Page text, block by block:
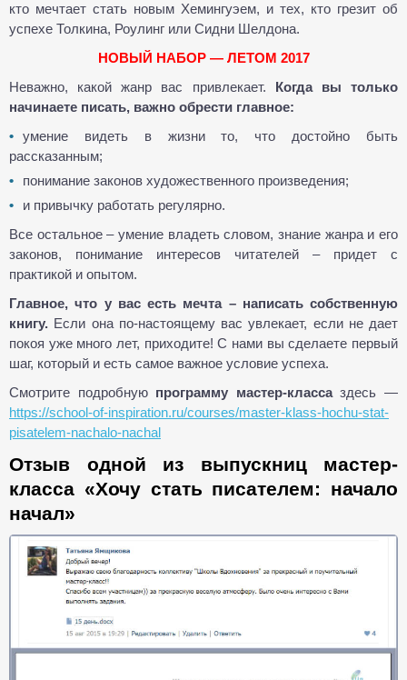
кто мечтает стать новым Хемингуэем, и тех, кто грезит об
успехе Толкина, Роулинг или Сидни Шелдона.
НОВЫЙ НАБОР — ЛЕТОМ 2017
Неважно, какой жанр вас привлекает. Когда вы только
начинаете писать, важно обрести главное:
умение видеть в жизни то, что достойно быть
рассказанным;
понимание законов художественного произведения;
и привычку работать регулярно.
Все остальное – умение владеть словом, знание жанра и его
законов, понимание интересов читателей – придет с
практикой и опытом.
Главное, что у вас есть мечта – написать собственную
книгу. Если она по-настоящему вас увлекает, если не дает
покоя уже много лет, приходите! С нами вы сделаете первый
шаг, который и есть самое важное условие успеха.
Смотрите подробную программу мастер-классаздесь —
https://school-of-inspiration.ru/courses/master-klass-hochu-stat-
pisatelem-nachalo-nachal
Отзыв одной из выпускниц мастер-
класса «Хочу стать писателем: начало
начал»